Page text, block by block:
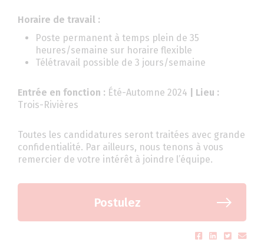
Horaire de travail :
Poste permanent à temps plein de 35
heures/semaine sur horaire flexible
Télétravail possible de 3 jours/semaine
Entrée en fonction : Été-Automne 2024
| Lieu :
Trois-Rivières
Toutes les candidatures seront traitées avec grande
confidentialité. Par ailleurs, nous tenons à vous
remercier de votre intérêt à joindre l’équipe.
Postulez